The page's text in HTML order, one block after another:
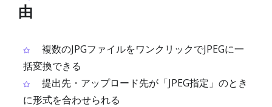
由
複数のJPGファイルをワンクリックでJPEGに一
括変換できる
提出先・アップロード先が「JPEG指定」のとき
に形式を合わせられる